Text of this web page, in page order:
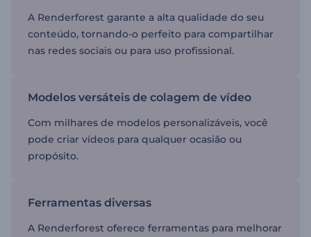
A Renderforest garante a alta qualidade do seu
conteúdo, tornando-o perfeito para compartilhar
nas redes sociais ou para uso profissional.
Modelos versáteis de colagem de vídeo
Com milhares de modelos personalizáveis, você
pode criar vídeos para qualquer ocasião ou
propósito.
Ferramentas diversas
A Renderforest oferece ferramentas para melhorar